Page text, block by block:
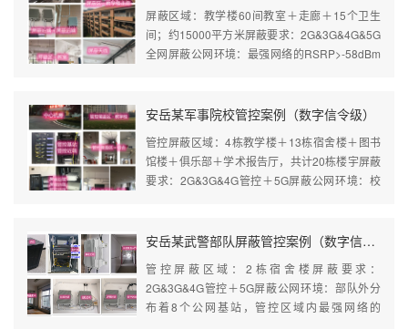
屏蔽区域：教学楼60间教室＋走廊＋15个卫生
间；约15000平方米屏蔽要求：2G&3G&4G&5G
全网屏蔽公网环境：最强网络的RSRP>-58dBm
安岳某军事院校管控案例（数字信令级）
管控屏蔽区域：4栋教学楼＋13栋宿舍楼＋图书
馆楼＋俱乐部＋学术报告厅，共计20栋楼宇屏蔽
要求：2G&3G&4G管控＋5G屏蔽公网环境：校
安岳某武警部队屏蔽管控案例（数字信令级）
管控屏蔽区域：2栋宿舍楼屏蔽要求：
2G&3G&4G管控＋5G屏蔽公网环境：部队外分
布着8个公网基站，管控区域内最强网络的